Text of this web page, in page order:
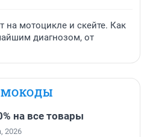
на мотоцикле и скейте. Как
диагнозом, от
на все товары
2026